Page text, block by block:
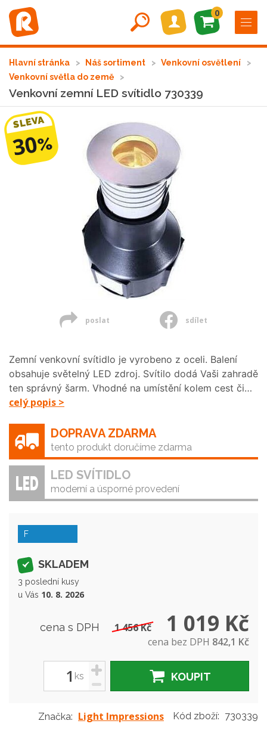
0
Hlavní stránka Náš sortiment
Venkovní osvětlení
Venkovní světla do země
Venkovní zemní LED svítidlo 730339
SLEVA
30%
poslat sdílet
Zemní venkovní svítidlo je vyrobeno z oceli. Balení
obsahuje světelný LED zdroj. Svítilo dodá Vaši zahradě
ten správný šarm. Vhodné na umístění kolem cest či…
celý popis >
DOPRAVA ZDARMA
tento produkt doručíme zdarma
LED SVÍTIDLO
moderní a úsporné provedení
F
SKLADEM
3 poslední kusy
u Vás 10. 8. 2026
cena s DPH 1 456 Kč 1 019 Kč
cena bez DPH 842,1 Kč
ks
+
-
KOUPIT
Značka: Light Impressions Kód zboží: 730339